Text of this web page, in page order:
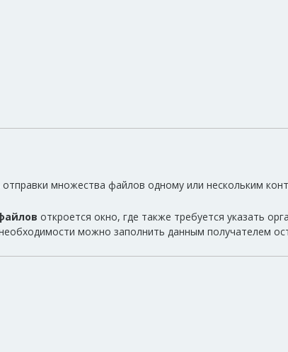
множества файлов одному или нескольким
откроется окно, где также требуется указать
можно заполнить данным получателем